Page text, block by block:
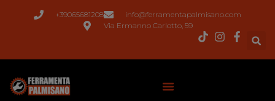
+39065681208
info@ferramentapalmisano.com
Via Ermanno Carlotto, 59